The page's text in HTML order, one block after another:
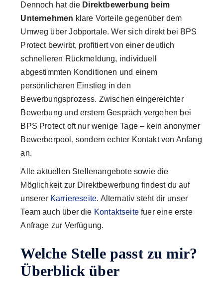
Dennoch hat die Direktbewerbung beim
Unternehmen klare Vorteile gegenüber dem
Umweg über Jobportale. Wer sich direkt bei BPS
Protect bewirbt, profitiert von einer deutlich
schnelleren Rückmeldung, individuell
abgestimmten Konditionen und einem
persönlicheren Einstieg in den
Bewerbungsprozess. Zwischen eingereichter
Bewerbung und erstem Gespräch vergehen bei
BPS Protect oft nur wenige Tage – kein anonymer
Bewerberpool, sondern echter Kontakt von Anfang
an.
Alle aktuellen Stellenangebote sowie die
Möglichkeit zur Direktbewerbung findest du auf
unserer Karriereseite. Alternativ steht dir unser
Team auch über die Kontaktseitefuer eine erste
Anfrage zur Verfügung.
Welche Stelle passt zu mir?
Überblick über